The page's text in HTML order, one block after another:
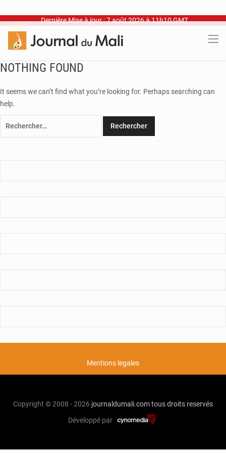
Dernière Mise à jour : 7 août 2026 à 11h10 GMT
NOTHING FOUND
It seems we can’t find what you’re looking for. Perhaps searching can
help.
Mentions legales
Copyright © 2008 - 2026 journaldumali.comtous droits reservés
Développé par